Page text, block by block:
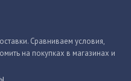
Сравниваем условия,
на покупках в магазинах и